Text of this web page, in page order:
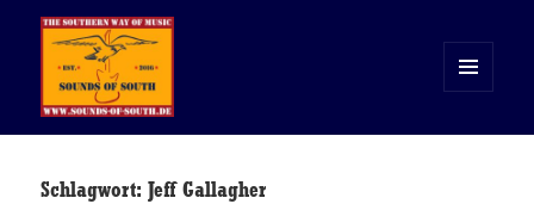
WIDGETS
Schlagwort:Jeff Gallagher